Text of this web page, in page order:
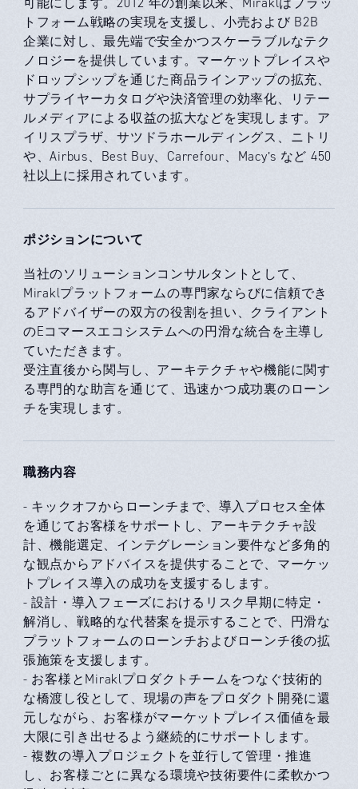
トフォーム戦略の実現を支援し、小売および B2B
企業に対し、最先端で安全かつスケーラブルなテク
ノロジーを提供しています。マーケットプレイスや
ドロップシップを通じた商品ラインアップの拡充、
サプライヤーカタログや決済管理の効率化、リテー
ルメディアによる収益の拡大などを実現します。ア
イリスプラザ、サツドラホールディングス、ニトリ
や、Airbus、Best Buy、Carrefour、Macy’s など 450
社以上に採用されています。
ポジションについて
当社のソリューションコンサルタントとして、
Miraklプラットフォームの専門家ならびに信頼でき
るアドバイザーの双方の役割を担い、クライアント
のEコマースエコシステムへの円滑な統合を主導し
ていただきます。
受注直後から関与し、アーキテクチャや機能に関す
る専門的な助言を通じて、迅速かつ成功裏のローン
チを実現します。
職務内容
- キックオフからローンチまで、導入プロセス全体
を通じてお客様をサポートし、アーキテクチャ設
計、機能選定、インテグレーション要件など多角的
な観点からアドバイスを提供することで、マーケッ
トプレイス導入の成功を支援するします。
- 設計・導入フェーズにおけるリスク早期に特定・
解消し、戦略的な代替案を提示することで、円滑な
プラットフォームのローンチおよびローンチ後の拡
張施策を支援します。
- お客様とMiraklプロダクトチームをつなぐ技術的
な橋渡し役として、現場の声をプロダクト開発に還
元しながら、お客様がマーケットプレイス価値を最
大限に引き出せるよう継続的にサポートします。
- 複数の導入プロジェクトを並行して管理・推進
し、お客様ごとに異なる環境や技術要件に柔軟かつ